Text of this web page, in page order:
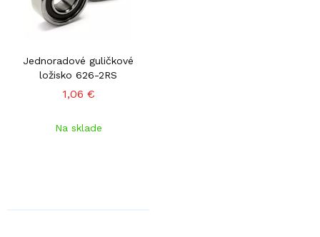
Jednoradové guličkové
ložisko 626-2RS
1,06 €
Na sklade